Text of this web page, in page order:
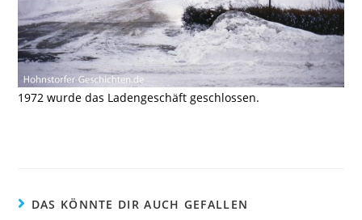
1972 wurde das Ladengeschäft geschlossen.
DAS KÖNNTE DIR AUCH GEFALLEN